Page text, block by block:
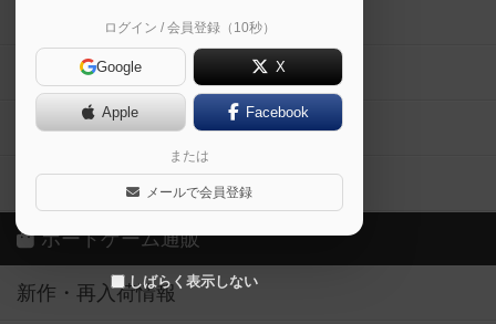
ログイン / 会員登録（10秒）
Google X
Apple Facebook
または
メールで会員登録
しばらく表示しない
掲示板・トピックス
ボドとも・会員一覧
ボードゲーム業界コラム
ボドゲーマご利用案内
ボードゲーム通販
新作・再入荷情報